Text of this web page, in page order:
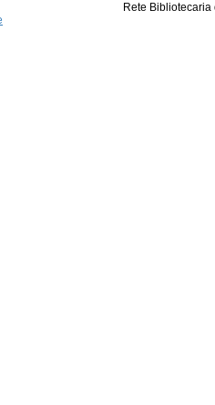
Rete